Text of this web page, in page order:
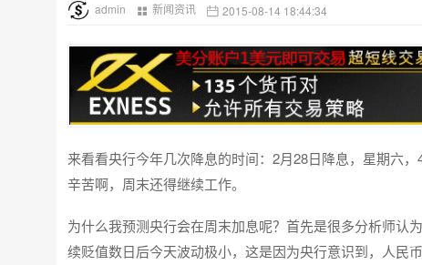
admin 新闻资讯 2015-08-14 18:44:34
来看看央行今年几次降息的时间：2月28日降息，星期六
辛苦啊，周末还得继续工作。
为什么我预测央行会在周末加息呢？首先是很多分析师认
续贬值数日后今天波动极小，这是因为央行意识到，人民